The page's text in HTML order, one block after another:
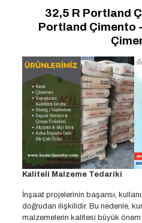
32,5 R Portland
Portland Çimento
Kaliteli Malzeme Tedariki
İnşaat projelerinin başarısı,
doğrudan ilişkilidir. Bu nedenle,
malzemelerin kalitesi büyük önem